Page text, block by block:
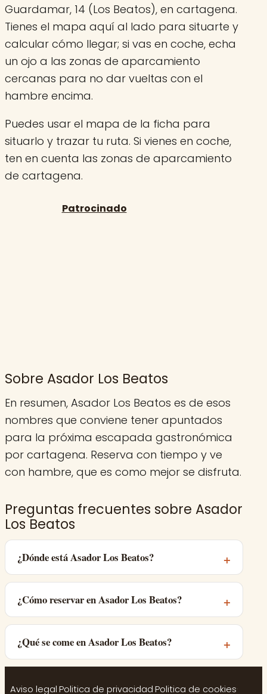
Guardamar, 14 (Los Beatos), en cartagena.
Tienes el mapa aquí al lado para situarte y
calcular cómo llegar; si vas en coche, echa
un ojo a las zonas de aparcamiento
cercanas para no dar vueltas con el
hambre encima.
Puedes usar el mapa de la ficha para
situarlo y trazar tu ruta. Si vienes en coche,
ten en cuenta las zonas de aparcamiento
de cartagena.
Sobre Asador Los Beatos
En resumen, Asador Los Beatos es de esos
nombres que conviene tener apuntados
para la próxima escapada gastronómica
por cartagena. Reserva con tiempo y ve
con hambre, que es como mejor se disfruta.
Preguntas frecuentes sobre Asador
Los Beatos
¿Dónde está Asador Los Beatos?
¿Cómo reservar en Asador Los Beatos?
¿Qué se come en Asador Los Beatos?
Aviso legal·Politica de privacidad·Politica de cookies·